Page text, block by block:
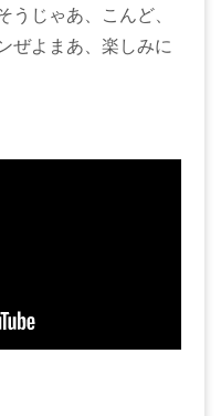
じゃあ、こんど、
ぜよまあ、楽しみに